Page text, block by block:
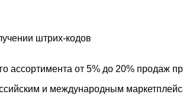
штрих-кодов
ассортимента от 5% до 20% продаж
и международным